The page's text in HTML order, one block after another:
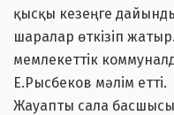
қысқы кезеңге
шаралар өткізіп
мемлекеттік
Е.Рысбеков мәлім етті.
Жауапты сала